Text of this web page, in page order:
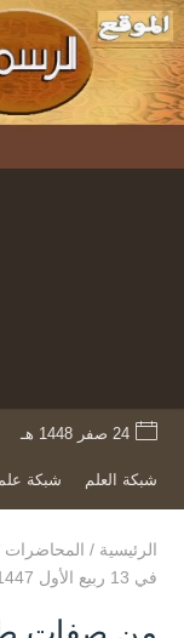
24 صفر 1448 هـ
شبكة العلم شبكة
الرئيسية / المحاضرات
في 13 ربيع الأول 1447